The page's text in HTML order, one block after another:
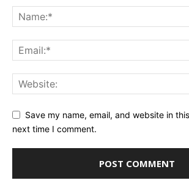
Save my name, email, and website in
next time I comment.